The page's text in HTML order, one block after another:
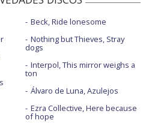
Beck, Ride lonesome
Nothing but Thieves, Stray
dogs
Interpol, This mirror weighs a
ton
Álvaro de Luna, Azulejos
Ezra Collective, Here because
of hope